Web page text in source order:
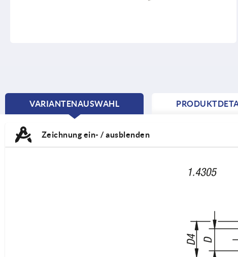
VARIANTENAUSWAHL
CURRENT
Zeichnung ein- / ausblenden